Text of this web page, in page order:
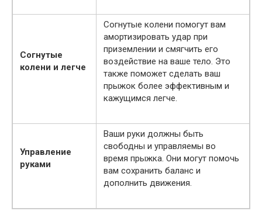
Согнутые
колени и легче
Согнутые колени помогут вам
амортизировать удар при
приземлении и смягчить его
воздействие на ваше тело. Это
также поможет сделать ваш
прыжок более эффективным и
кажущимся легче.
Управление
руками
Ваши руки должны быть
свободны и управляемы во
время прыжка. Они могут помочь
вам сохранить баланс и
дополнить движения.